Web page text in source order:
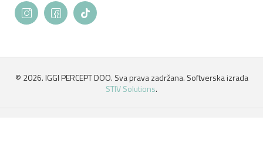
© 2026. IGGI PERCEPT DOO. Sva prava zadržana. Softverska izrada
STIV Solutions.